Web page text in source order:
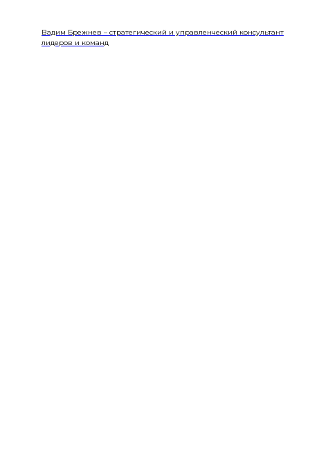
Вадим Брежнев – стратегический и управленческий консультант
лидеров и команд